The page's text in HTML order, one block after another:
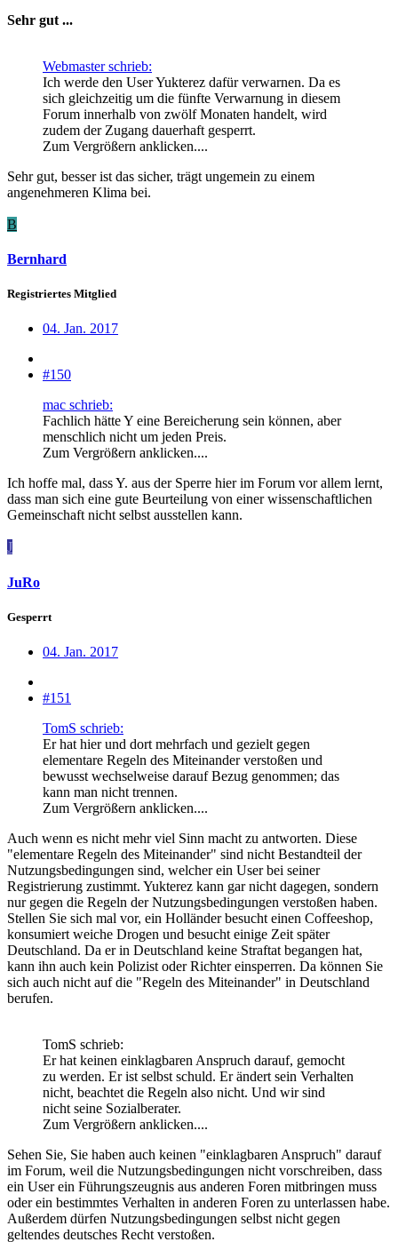
Sehr gut ...
Webmaster schrieb:
Ich werde den User Yukterez dafür verwarnen. Da es
sich gleichzeitig um die fünfte Verwarnung in diesem
Forum innerhalb von zwölf Monaten handelt, wird
zudem der Zugang dauerhaft gesperrt.
Zum Vergrößern anklicken....
Sehr gut, besser ist das sicher, trägt ungemein zu einem
angenehmeren Klima bei.
B
Bernhard
Registriertes Mitglied
04. Jan. 2017
#150
mac schrieb:
Fachlich hätte Y eine Bereicherung sein können, aber
menschlich nicht um jeden Preis.
Zum Vergrößern anklicken....
Ich hoffe mal, dass Y. aus der Sperre hier im Forum vor allem lernt,
dass man sich eine gute Beurteilung von einer wissenschaftlichen
Gemeinschaft nicht selbst ausstellen kann.
J
JuRo
Gesperrt
04. Jan. 2017
#151
TomS schrieb:
Er hat hier und dort mehrfach und gezielt gegen
elementare Regeln des Miteinander verstoßen und
bewusst wechselweise darauf Bezug genommen; das
kann man nicht trennen.
Zum Vergrößern anklicken....
Auch wenn es nicht mehr viel Sinn macht zu antworten. Diese
"elementare Regeln des Miteinander" sind nicht Bestandteil der
Nutzungsbedingungen sind, welcher ein User bei seiner
Registrierung zustimmt. Yukterez kann gar nicht dagegen, sondern
nur gegen die Regeln der Nutzungsbedingungen verstoßen haben.
Stellen Sie sich mal vor, ein Holländer besucht einen Coffeeshop,
konsumiert weiche Drogen und besucht einige Zeit später
Deutschland. Da er in Deutschland keine Straftat begangen hat,
kann ihn auch kein Polizist oder Richter einsperren. Da können Sie
sich auch nicht auf die "Regeln des Miteinander" in Deutschland
berufen.
TomS schrieb:
Er hat keinen einklagbaren Anspruch darauf, gemocht
zu werden. Er ist selbst schuld. Er ändert sein Verhalten
nicht, beachtet die Regeln also nicht. Und wir sind
nicht seine Sozialberater.
Zum Vergrößern anklicken....
Sehen Sie, Sie haben auch keinen "einklagbaren Anspruch" darauf
im Forum, weil die Nutzungsbedingungen nicht vorschreiben, dass
ein User ein Führungszeugnis aus anderen Foren mitbringen muss
oder ein bestimmtes Verhalten in anderen Foren zu unterlassen habe.
Außerdem dürfen Nutzungsbedingungen selbst nicht gegen
geltendes deutsches Recht verstoßen.